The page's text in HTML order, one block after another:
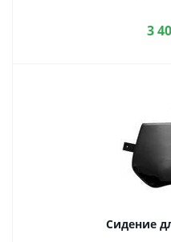
3
Сидение